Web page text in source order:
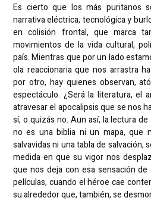
Es cierto que los más puritanos
narrativa eléctrica, tecnológica y
en colisión frontal, que marca
movimientos de la vida cultural,
país. Mientras que por un lado
ola reaccionaria que nos arrastra
por otro, hay quienes observan,
espectáculo. ¿Será la literatura, el
atravesar el apocalipsis que se nos
sí, o quizás no. Aun así, la lectura
no es una biblia ni un mapa, que
salvavidas ni una tabla de salvación,
medida en que su vigor nos
que nos deja con esa sensación de
películas, cuando el héroe cae
su alrededor que, también, se